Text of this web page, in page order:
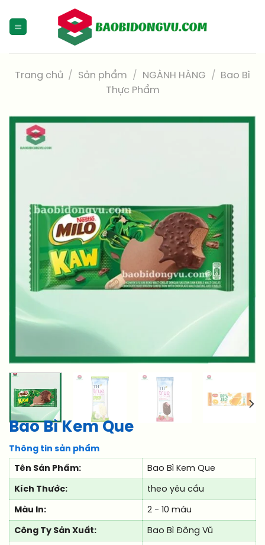
to
content
Trang chủ / Sản phẩm / NGÀNH HÀNG /
Bao Bì
Thực Phẩm
Bao Bì Kem Que
Thông tin sản phẩm
Tên Sản Phẩm: Bao Bì Kem Que
Kích Thước: theo yêu cầu
Màu In: 2 - 10 màu
Công Ty Sản Xuất: Bao Bì Đông Vũ